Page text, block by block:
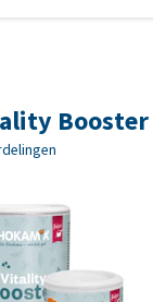
Booster